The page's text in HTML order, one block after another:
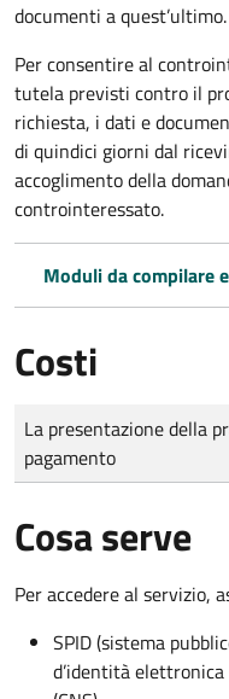
documenti a quest’ultimo.
Per consentire al
tutela previsti contro il
richiesta, i dati e
di quindici giorni dal
accoglimento della
controinteressato.
Moduli da compilare
Costi
Tipo di pagamento
Importo
La presentazione della
pagamento
Cosa serve
Per accedere al servizio,
SPID (sistema
d’identità elettronica